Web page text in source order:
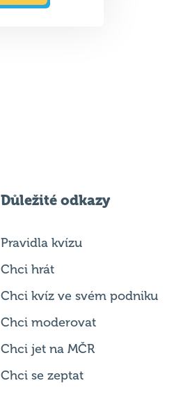
Důležité odkazy
Pravidla kvízu
Chci hrát
Chci kvíz ve svém podniku
Chci moderovat
Chci jet na MČR
Chci se zeptat